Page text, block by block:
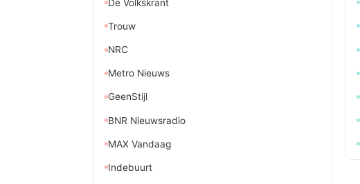
De Volkskrant
Trouw
NRC
Metro Nieuws
GeenStijl
BNR Nieuwsradio
MAX Vandaag
Indebuurt